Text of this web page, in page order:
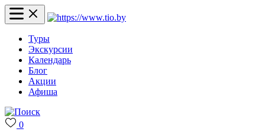
Туры
Экскурсии
Календарь
Блог
Акции
Афиша
0